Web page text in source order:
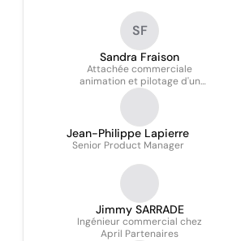
SF
Sandra Fraison
Attachée commerciale
animation et pilotage d'un
reseau de courtiers
Jean-Philippe Lapierre
Senior Product Manager
Jimmy SARRADE
Ingénieur commercial chez
April Partenaires